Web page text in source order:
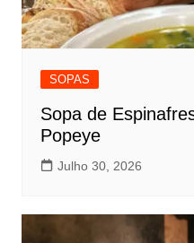
SOPAS
Sopa de
Popeye
Julho 30, 2026